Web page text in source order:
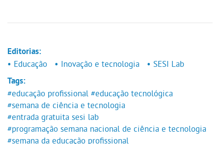
Editorias:
• Educação
• Inovação e tecnologia
• SESI Lab
Tags:
#educação profissional #educação tecnológica
#semana de ciência e tecnologia
#entrada gratuita sesi lab
#programação semana nacional de ciência e tecnologia
#semana da educação profissional